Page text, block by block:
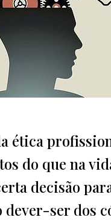
ética
do que na
decisão
ser dos